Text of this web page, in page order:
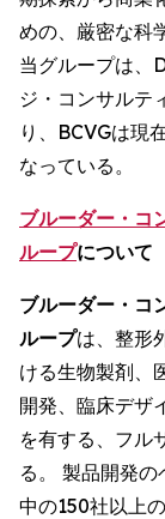
めの、厳密な科
当グループは、
ジ・コンサルテ
り、BCVGは現
なっている。
ブルーダー・コ
ループについて
ブルーダー・コ
ループは、整形
ける生物製剤、
開発、臨床デザ
を有する、フル
る。 製品開発
中の150社以上